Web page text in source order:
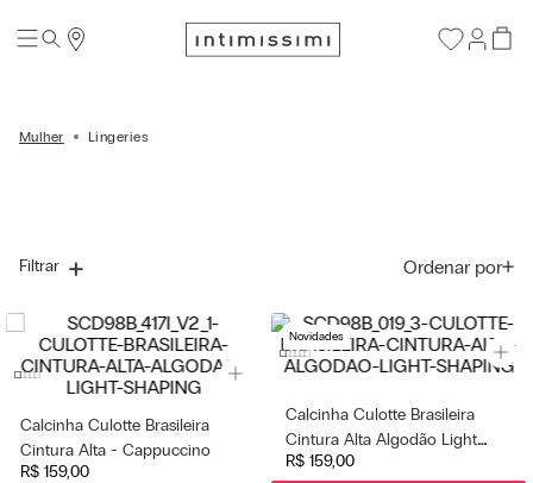
Mulher Lingeries
Filtrar Ordenar por
Calcinha Culotte Brasileira
Cintura Alta - Cappuccino
R$ 159,00
Novidades
Calcinha Culotte Brasileira
Cintura Alta Algodão Light
Shaping - Preto
R$ 159,00